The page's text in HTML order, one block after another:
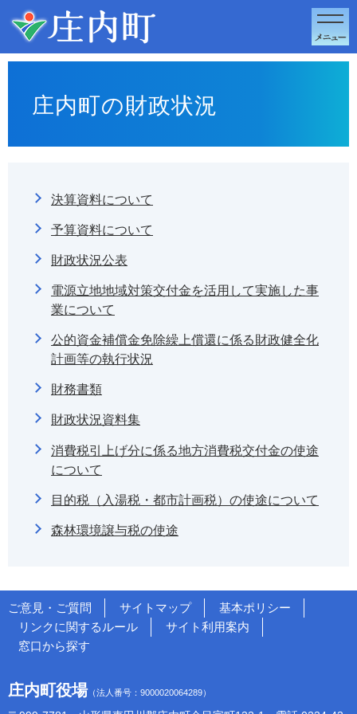
このページの本文へ移動
庄内町の財政状況
決算資料について
予算資料について
財政状況公表
電源立地地域対策交付金を活用して実施した事
業について
公的資金補償金免除繰上償還に係る財政健全化
計画等の執行状況
財務書類
財政状況資料集
消費税引上げ分に係る地方消費税交付金の使途
について
目的税（入湯税・都市計画税）の使途について
森林環境譲与税の使途
ご意見・ご質問 サイトマップ
基本ポリシー
リンクに関するルール
サイト利用案内
窓口から探す
庄内町役場（法人番号：9000020064289）